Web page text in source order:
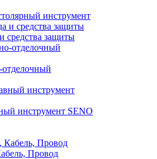
инструмент
средства защиты
отделочный
инструмент SENO
Провод